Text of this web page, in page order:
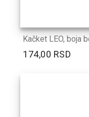
Kačket LEO, boja
174,00 RSD